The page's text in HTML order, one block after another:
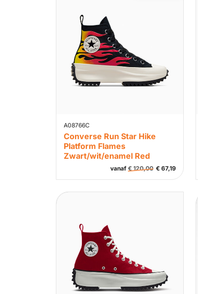
A08766C
Converse Run Star Hike
Platform Flames
Zwart/wit/enamel Red
vanaf €120,00 € 67,19